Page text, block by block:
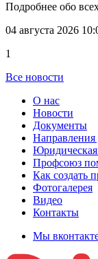
Подробнее обо
04 августа 2026
1
Все новости
О нас
Новости
Документы
Направления
Профсоюз
Как создать
Фотогалерея
Видео
Контакты
Мы